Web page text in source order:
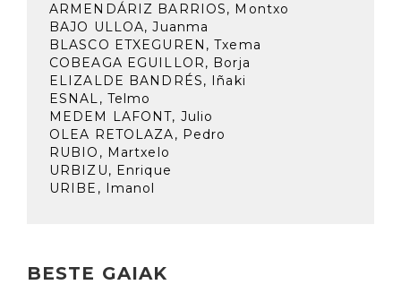
ARMENDÁRIZ BARRIOS, Montxo
BAJO ULLOA, Juanma
BLASCO ETXEGUREN, Txema
COBEAGA EGUILLOR, Borja
ELIZALDE BANDRÉS, Iñaki
ESNAL, Telmo
MEDEM LAFONT, Julio
OLEA RETOLAZA, Pedro
RUBIO, Martxelo
URBIZU, Enrique
URIBE, Imanol
BESTE GAIAK